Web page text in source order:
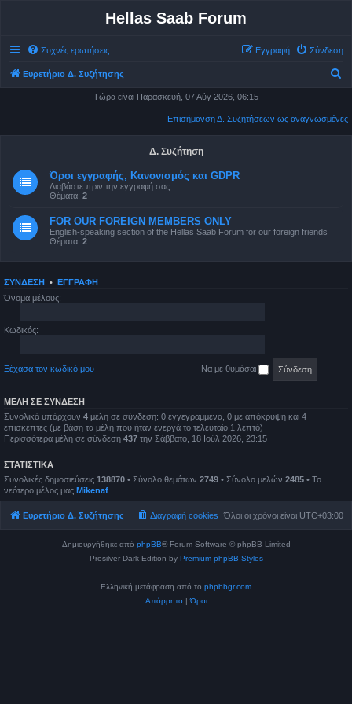
Hellas Saab Forum
Συχνές ερωτήσεις Σύνδεση
Εγγραφή
Ευρετήριο Δ. Συζήτησης
Τώρα είναι Παρασκευή, 07 Αύγ 2026, 06:15
Επισήμανση Δ. Συζητήσεων ως αναγνωσμένες
Δ. Συζήτηση
Όροι εγγραφής, Κανονισμός και GDPR
Διαβάστε πριν την εγγραφή σας.
Θέματα: 2
FOR OUR FOREIGN MEMBERS ONLY
English-speaking section of the Hellas Saab Forum for our foreign friends
Θέματα: 2
ΣΎΝΔΕΣΗ • ΕΓΓΡΑΦΉ
Όνομα μέλους:
Κωδικός:
Ξέχασα τον κωδικό μου Να με θυμάσαι
ΜΈΛΗ ΣΕ ΣΎΝΔΕΣΗ
Συνολικά υπάρχουν 4 μέλη σε σύνδεση: 0 εγγεγραμμένα, 0 με απόκρυψη και 4
επισκέπτες (με βάση τα μέλη που ήταν ενεργά το τελευταίο 1 λεπτό)
Περισσότερα μέλη σε σύνδεση 437 την Σάββατο, 18 Ιούλ 2026, 23:15
ΣΤΑΤΙΣΤΙΚΆ
Συνολικές δημοσιεύσεις 138870 • Σύνολο θεμάτων 2749 • Σύνολο μελών 2485 • Το
νεότερο μέλος μας Mikenaf
Ευρετήριο Δ. Συζήτησης Όλοι οι χρόνοι είναι UTC+03:00
Διαγραφή cookies
Δημιουργήθηκε από phpBB® Forum Software © phpBB Limited
Prosilver Dark Edition by Premium phpBB Styles
Ελληνική μετάφραση από το phpbbgr.com
Απόρρητο |Όροι